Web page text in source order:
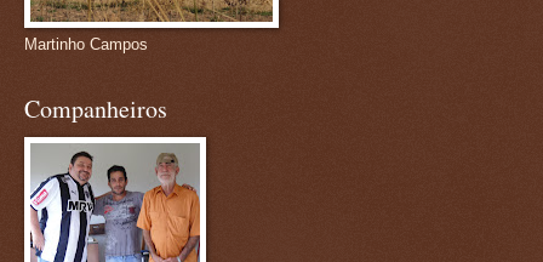
Martinho Campos
Companheiros